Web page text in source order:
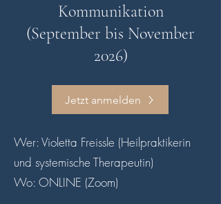
Kommunikation
(September bis November
2026)
Jetzt anmelden
Wer: Violetta Freissle (Heilpraktikerin
und systemische Therapeutin)
Wo: ONLINE (Zoom)